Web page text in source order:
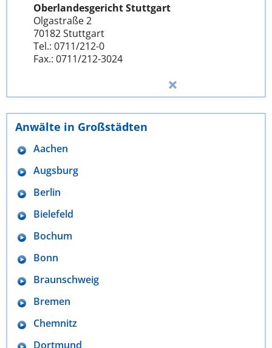
Oberlandesgericht Stuttgart
Olgastraße 2
70182 Stuttgart
Tel.: 0711/212-0
Fax.: 0711/212-3024
Anwälte in Großstädten
Aachen
Augsburg
Berlin
Bielefeld
Bochum
Bonn
Braunschweig
Bremen
Chemnitz
Dortmund